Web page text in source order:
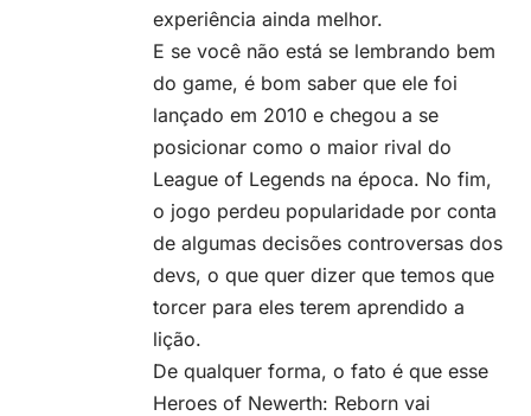
experiência ainda melhor.
E se você não está se lembrando bem
do game, é bom saber que ele foi
lançado em 2010 e chegou a se
posicionar como o maior rival do
League of Legends na época. No fim,
o jogo perdeu popularidade por conta
de algumas decisões controversas dos
devs, o que quer dizer que temos que
torcer para eles terem aprendido a
lição.
De qualquer forma, o fato é que esse
Heroes of Newerth: Reborn vai